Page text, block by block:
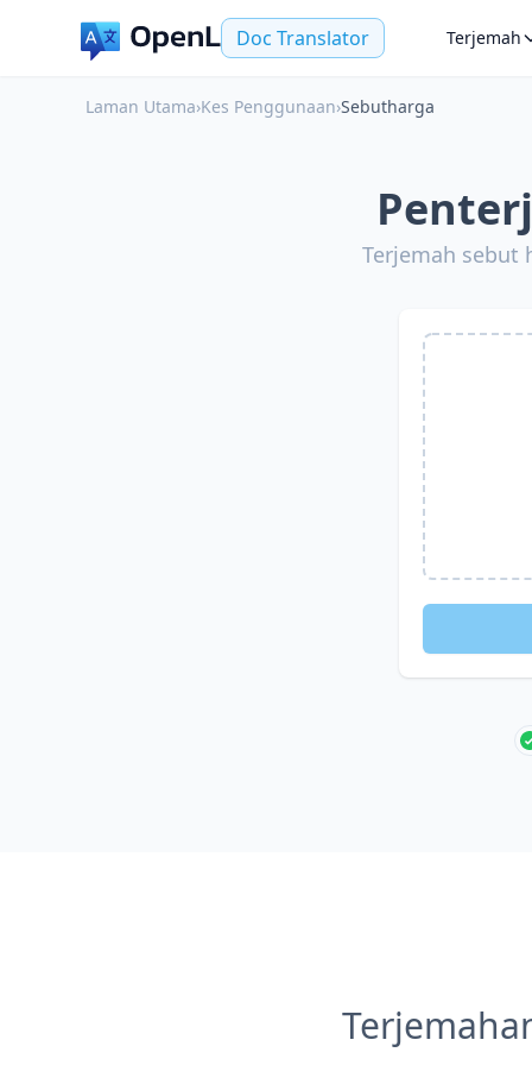
Doc Translator Terjemah
Laman Utama›Kes Penggunaan›Sebutharga
Terjemah sebut